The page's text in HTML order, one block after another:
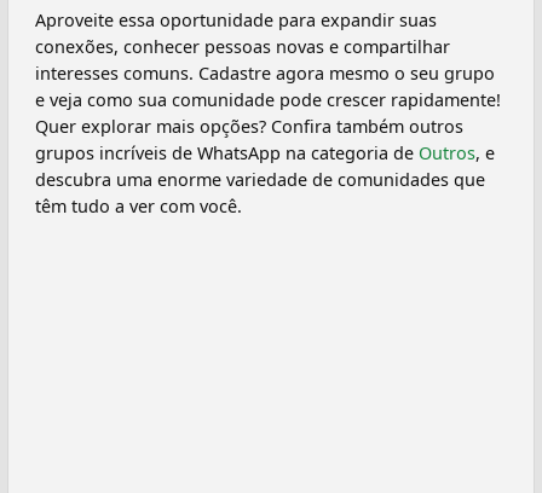
Aproveite essa oportunidade para expandir suas
conexões, conhecer pessoas novas e compartilhar
interesses comuns. Cadastre agora mesmo o seu grupo
e veja como sua comunidade pode crescer rapidamente!
Quer explorar mais opções? Confira também outros
grupos incríveis de WhatsApp na categoria de Outros, e
descubra uma enorme variedade de comunidades que
têm tudo a ver com você.